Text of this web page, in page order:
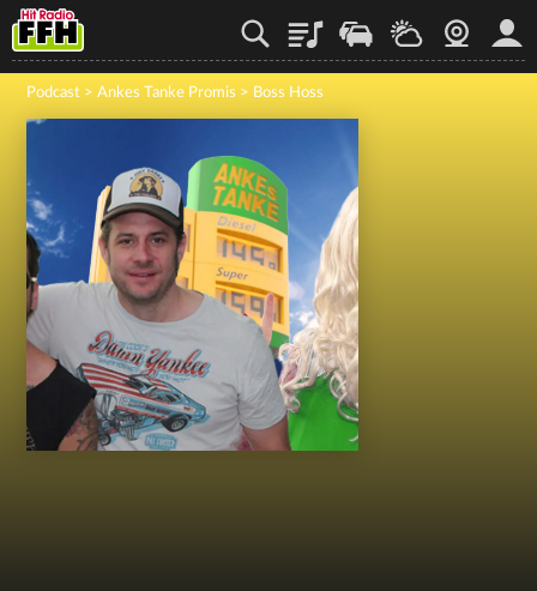
PlaylistStaupilotWetterWebcam
Podcast > Ankes Tanke Promis > Boss Hoss